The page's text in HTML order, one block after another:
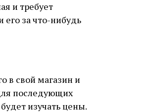
и требует
за что-нибудь
в свой магазин и
последующих
изучать цены.